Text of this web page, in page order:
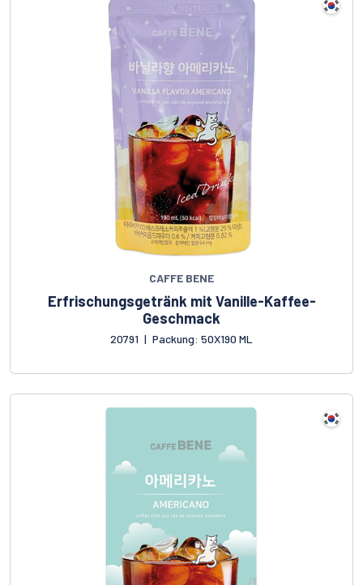
CAFFE BENE
Erfrischungsgetränk mit Vanille-Kaffee-
Geschmack
20791 | Packung: 50X190 ML